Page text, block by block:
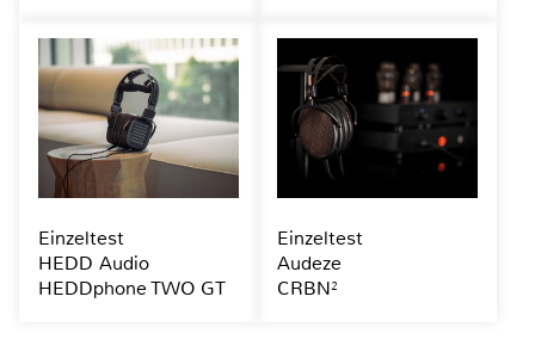
Einzeltest
HEDD Audio
HEDDphone TWO GT
Einzeltest
Audeze
CRBN²